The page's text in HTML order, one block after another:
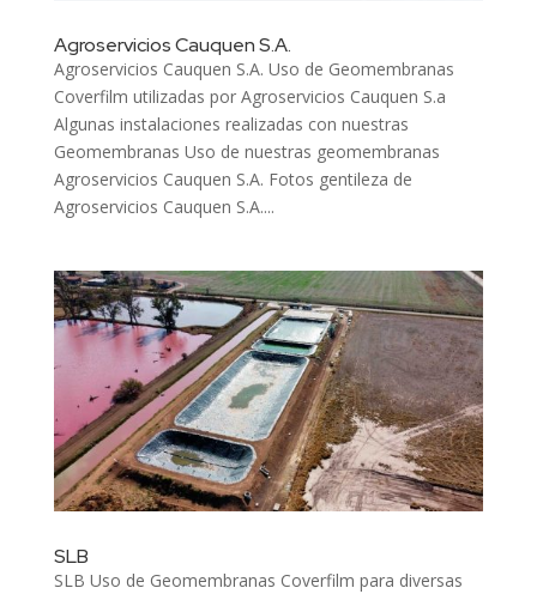
Agroservicios Cauquen S.A.
Agroservicios Cauquen S.A. Uso de Geomembranas
Coverfilm utilizadas por Agroservicios Cauquen S.a
Algunas instalaciones realizadas con nuestras
Geomembranas Uso de nuestras geomembranas
Agroservicios Cauquen S.A. Fotos gentileza de
Agroservicios Cauquen S.A....
SLB
SLB Uso de Geomembranas Coverfilm para diversas